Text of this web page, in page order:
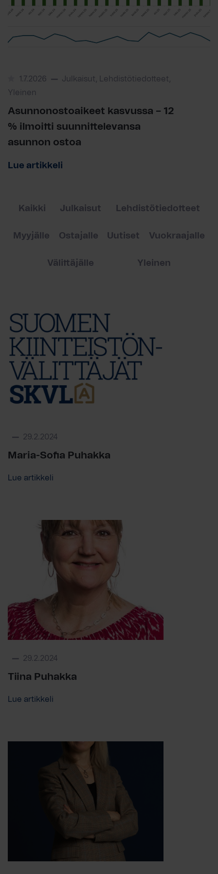
1.7.2026
Julkaisut, Lehdistötiedotteet,
Yleinen
Asunnonostoaikeet kasvussa – 12
% ilmoitti suunnittelevansa
asunnon ostoa
Lue artikkeli
Kaikki Julkaisut Lehdistötiedotteet
Myyjälle Ostajalle Uutiset Vuokraajalle
Välittäjälle Yleinen
29.2.2024
Maria-Sofia Puhakka
Lue artikkeli
29.2.2024
Tiina Puhakka
Lue artikkeli